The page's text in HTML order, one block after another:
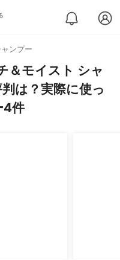
ャンプー
＆モイスト シャ
は？実際に使っ
4件